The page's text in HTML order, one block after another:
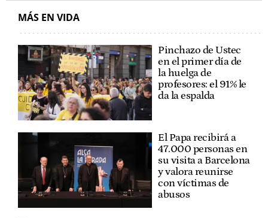
MÁS EN VIDA
Pinchazo de Ustec
en el primer día de
la huelga de
profesores: el 91% le
da la espalda
El Papa recibirá a
47.000 personas en
su visita a Barcelona
y valora reunirse
con víctimas de
abusos